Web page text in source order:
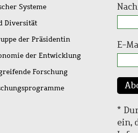
Systeme
Diversität
der Präsidentin
der Entwicklung
Forschung
E-
*
ein,